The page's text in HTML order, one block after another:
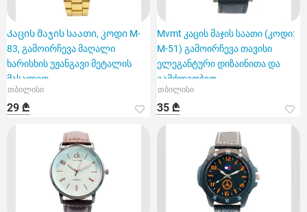
Კაცის მაჯის საათი, კოდი M-
83, გამოირჩევა მაღალი
ხარისხის უჟანგავი მეტალის
მასალით
თბილისი
29 ₾
Mvmt კაცის მაჯის საათი (კოდი:
M-51) გამოირჩევა თავისი
ელეგანტური დიზაინითა და
გამძლეობით.
თბილისი
35 ₾